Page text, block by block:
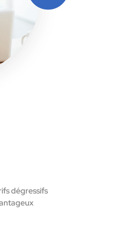
dégressifs